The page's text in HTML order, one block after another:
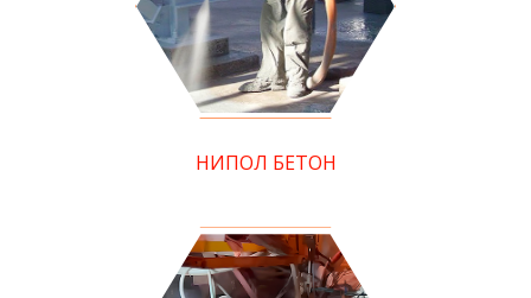
НИПОЛ БЕТОН